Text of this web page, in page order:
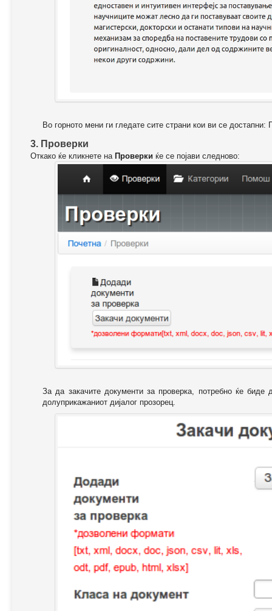
Во горното мени ги гледате сите страни кои ви се
3. Проверки
Откако ќе кликнете на Проверки ќе се појави следново:
За да закачите документи за проверка, потребно ќе биде
долуприкажаниот дијалог прозорец.